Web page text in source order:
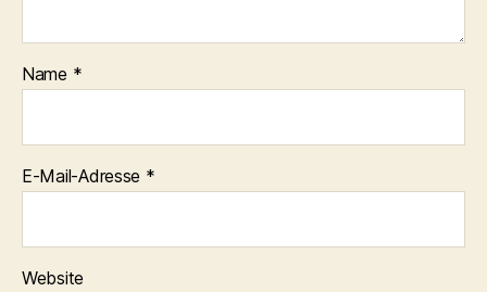
Name *
E-Mail-Adresse *
Website